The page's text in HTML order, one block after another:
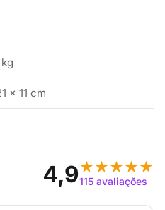
da memória é
e semiportátil, um
base com uma porta
separadamente).
de jogo tradicional em
jogos para sua próxima
× 11 cm
4,9★★★★★
115 avaliações